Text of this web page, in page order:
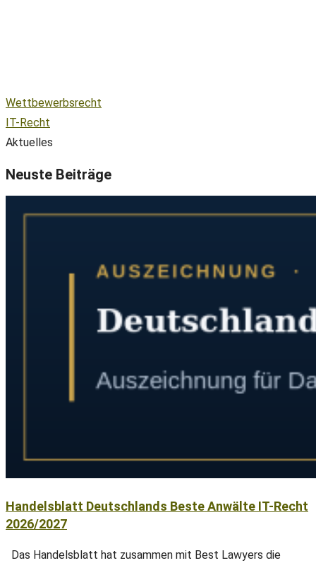
Wettbewerbsrecht
IT-Recht
Aktuelles
Neuste Beiträge
Handelsblatt Deutschlands Beste Anwälte IT-Recht
2026/2027
Das Handelsblatt hat zusammen mit Best Lawyers die